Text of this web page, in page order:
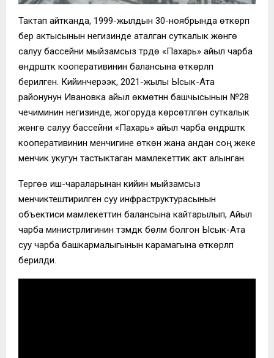
Тактап айтканда, 1999-жылдын 30-ноябрында өткөрүп
берүү актысынын негизинде аталган суткалык жөнгө
салуу бассейни мыйзамсыз түрдө «Пахарь» айыл чарба
өндүрүштүк кооперативинин балансына өткөрүлүп
берилген. Кийинчерээк, 2021-жылы Ысык-Ата
районунун Ивановка айыл өкмөтүнүн башчысынын №28
чечиминин негизинде, жогоруда көрсөтүлгөн суткалык
жөнгө салуу бассейни «Пахарь» айыл чарба өндүрүштүк
кооперативинин менчигине өткөн жана андан соң жеке
менчик укугун тастыктаган мамлекеттик акт алынган.
Тергөө иш-чараларынан кийин мыйзамсыз
менчиктештирилген суу инфраструктурасынын
объектиси мамлекеттин балансына кайтарылып, Айыл
чарба министрлигинин түзүмдүк бөлүмү болгон Ысык-Ата
суу чарба башкармалыгынын карамагына өткөрүлүп
берилди.